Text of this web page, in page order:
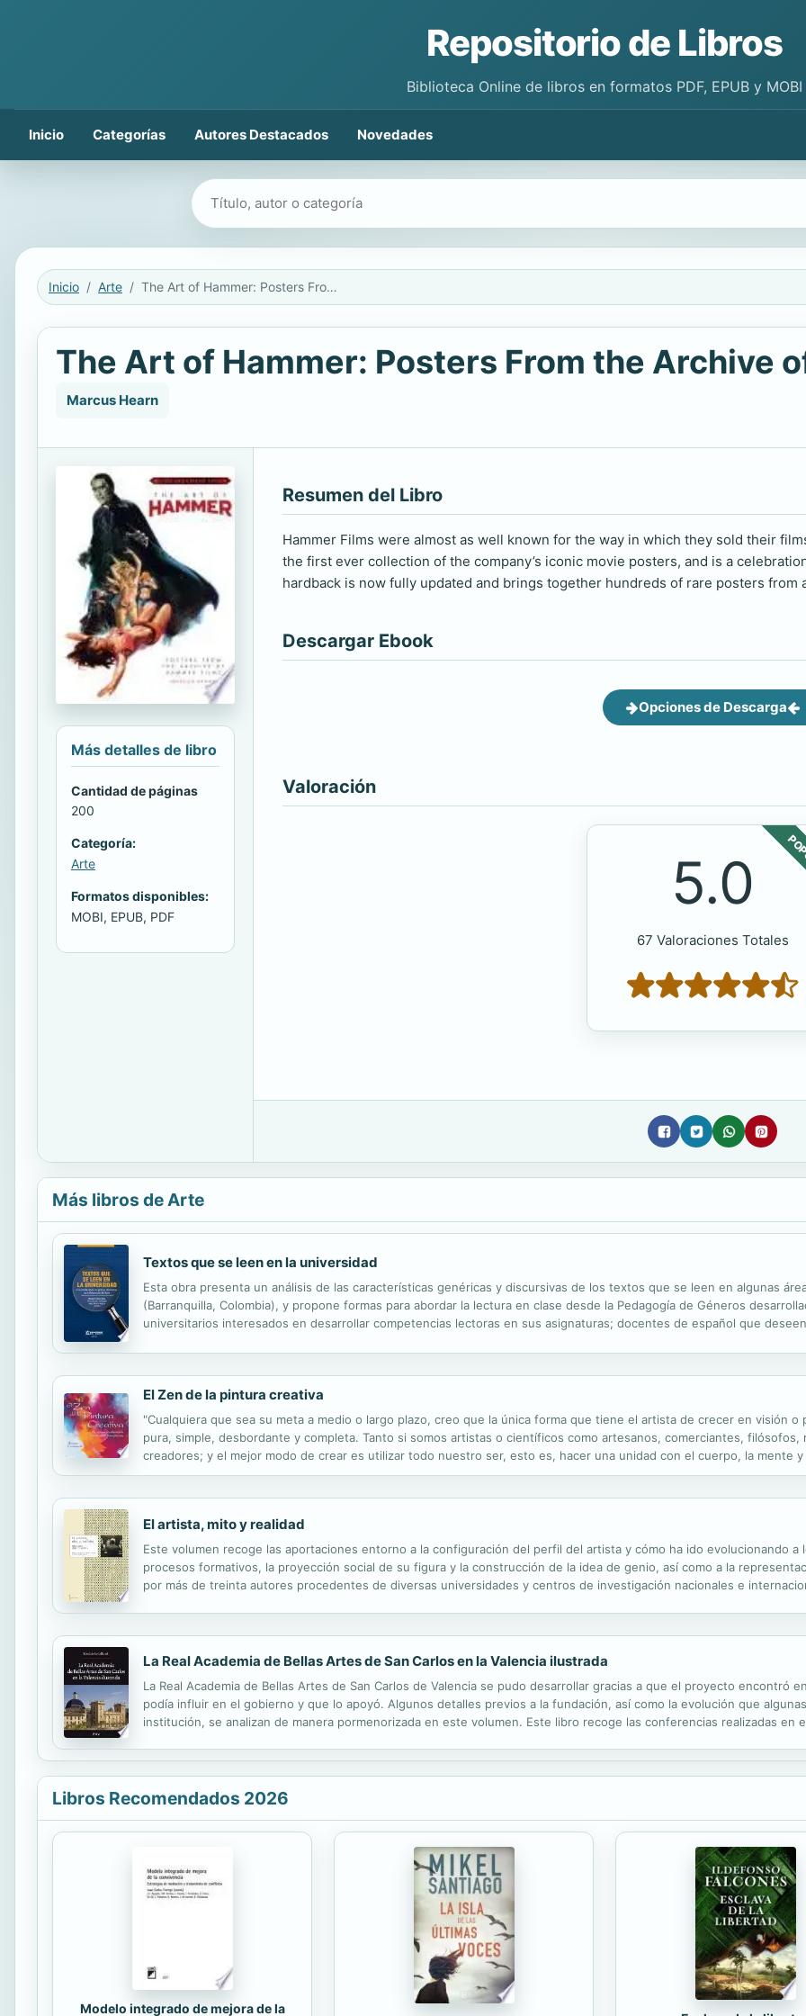
Repositorio de Libros
Biblioteca Online de libros en formatos PDF, EPUB y MOBI
Inicio Categorías Autores Destacados Novedades
Buscar libros
Inicio Arte The Art of Hammer: Posters From the Archive of Hammer Films
The Art of Hammer: Posters From the Archive
Marcus Hearn
Más detalles de libro
Cantidad de páginas
200
Categoría:
Arte
Formatos disponibles:
MOBI, EPUB, PDF
Resumen del Libro
Hammer Films were almost as well known for the way in which they sold their
the first ever collection of the company’s iconic movie posters, and is a
hardback is now fully updated and brings together hundreds of rare posters from
Descargar Ebook
Opciones de Descarga
Valoración
5.0
67 Valoraciones Totales
Más libros de Arte
Textos que se leen en la universidad
Esta obra presenta un análisis de las características genéricas y discursivas de los textos que se leen en algunas
(Barranquilla, Colombia), y propone formas para abordar la lectura en clase desde la Pedagogía de Géneros
universitarios interesados en desarrollar competencias lectoras en sus asignaturas; docentes de español que
El Zen de la pintura creativa
"Cualquiera que sea su meta a medio o largo plazo, creo que la única forma que tiene el artista de crecer en visión o
pura, simple, desbordante y completa. Tanto si somos artistas o científicos como artesanos, comerciantes, filósofos,
creadores; y el mejor modo de crear es utilizar todo nuestro ser, esto es, hacer una unidad con el cuerpo, la mente
que alcanzaremosde una manera natural este estado unitario si trabajamos con el corazón; con lo que nuestro
El artista, mito y realidad
Este volumen recoge las aportaciones entorno a la configuración del perfil del artista y cómo ha ido evolucionando
procesos formativos, la proyección social de su figura y la construcción de la idea de genio, así como a la
por más de treinta autores procedentes de diversas universidades y centros de investigación nacionales e
La Real Academia de Bellas Artes de San Carlos en la Valencia ilustrada
La Real Academia de Bellas Artes de San Carlos de Valencia se pudo desarrollar gracias a que el proyecto encontró
podía influir en el gobierno y que lo apoyó. Algunos detalles previos a la fundación, así como la evolución que
institución, se analizan de manera pormenorizada en este volumen. Este libro recoge las conferencias realizadas en
Libros Recomendados 2026
Modelo integrado de mejora de la